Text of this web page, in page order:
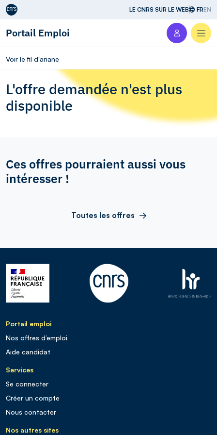
Aller au contenu LE CNRS SUR LE WEB FREN
Portail Emploi
Voir le fil d'ariane
L'offre demandée n'est plus
disponible
Ces offres pourraient aussi vous
intéresser !
Toutes les offres
Portail emploi
Nos offres d’emploi
Aide candidat
Services
Se connecter
Créer un compte
Nous contacter
Nos autres sites